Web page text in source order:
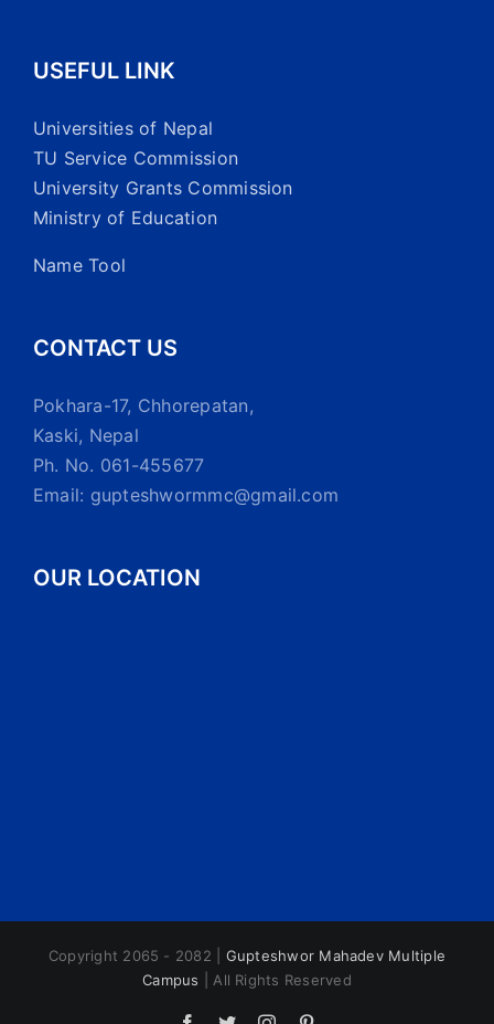
USEFUL LINK
Universities of Nepal
TU Service Commission
University Grants Commission
Ministry of Education
Name Tool
CONTACT US
Pokhara-17, Chhorepatan,
Kaski, Nepal
Ph. No. 061-455677
Email: gupteshwormmc@gmail.com
OUR LOCATION
Copyright 2065 - 2082 | Gupteshwor Mahadev Multiple
Campus | All Rights Reserved